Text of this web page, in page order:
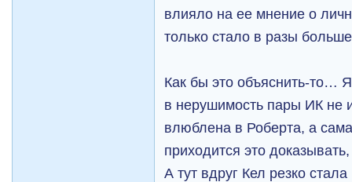
влияло на ее мнение о
только стало в разы
Как бы это объяснить-то…
в нерушимость пары ИК не
влюблена в Роберта, а
приходится это
А тут вдруг Кел резко